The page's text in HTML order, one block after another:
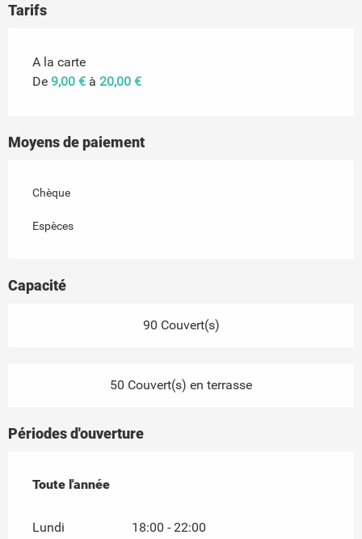
Tarifs
Tarifs 2026
A la carte
De 9,00 € à 20,00 €
Moyens de paiement
Chèque
Espèces
Capacité
90 Couvert(s)
50 Couvert(s) en terrasse
Périodes d'ouverture
Toute l'année
Toute l'année
Lundi 18:00 - 22:00